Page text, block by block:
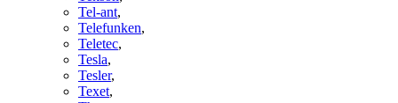
Tel-ant,
Telefunken,
Teletec,
Tesla,
Tesler,
Texet,